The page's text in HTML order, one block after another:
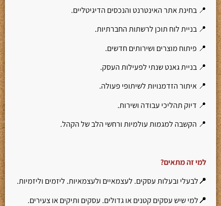
📍 בחינת אתר האינטרנט והנכסים הדיגיטליים.
📍 בניית לוח תוכן לרשתות החברתיות.
📍 פיתוח מוצרים ושירותים חדשים.
📍 בניית גאנט שנתי לפעילות העסק.
📍 איתור הזדמנויות לשיתופי פעולה.
📍 דיוק תהליכי עבודה ושירות.
📍 הקשבה למגמות עולמיות ורחשי הלב של הקהל.
למי זה מתאים?
📍לבעלי ובעלות עסקים. לעצמאיים ולעצמאיות. ליזמים וליזמיות.
📍למי שיש עסקים קטנים או גדולים. עסקים ותיקים או צעירים.